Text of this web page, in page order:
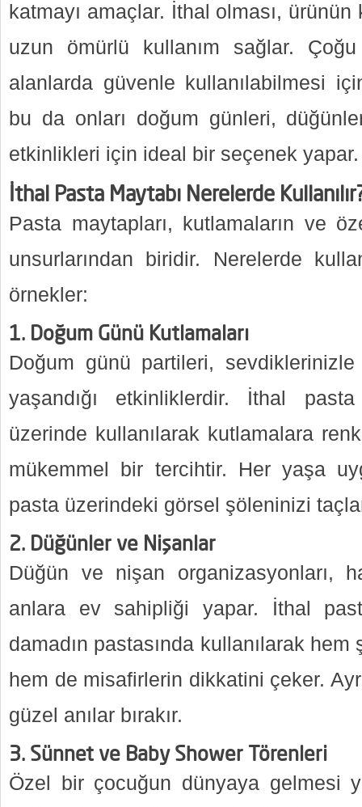
katmayı amaçlar. İthal olması,
uzun ömürlü kullanım sağlar.
alanlarda güvenle kullanılabilmesi
bu da onları doğum günleri,
etkinlikleri için ideal bir seçenek yapar.
İthal Pasta Maytabı Nerelerde
Pasta maytapları, kutlamaların ve
unsurlarından biridir. Nerelerde
örnekler:
1. Doğum Günü Kutlamaları
Doğum günü partileri,
yaşandığı etkinliklerdir. İthal pasta
üzerinde kullanılarak kutlamalara
mükemmel bir tercihtir. Her yaşa
pasta üzerindeki görsel şöleninizi
2. Düğünler ve Nişanlar
Düğün ve nişan organizasyonları,
anlara ev sahipliği yapar. İthal
damadın pastasında kullanılarak
hem de misafirlerin dikkatini çeker.
güzel anılar bırakır.
3. Sünnet ve Baby Shower Törenleri
Özel bir çocuğun dünyaya gelmesi